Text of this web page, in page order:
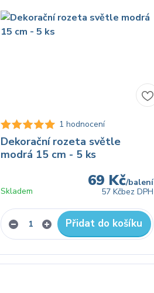
1 hodnocení
Dekorační rozeta světle
modrá 15 cm - 5 ks
69 Kč/balení
57 Kčbez DPH
Skladem
Přidat do košíku